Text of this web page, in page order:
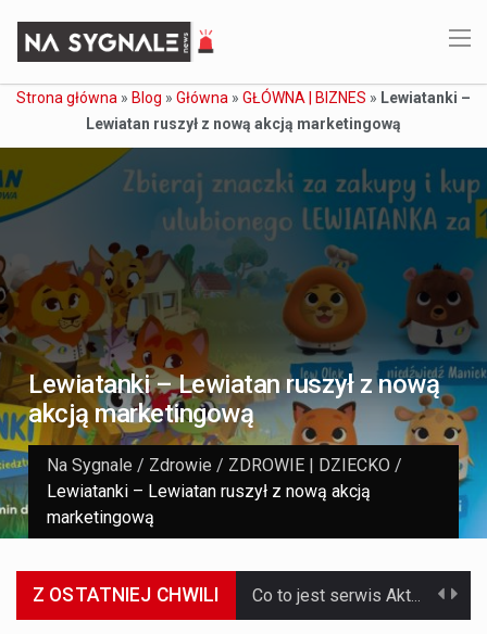
Strona główna » Blog » Główna » GŁÓWNA | BIZNES » Lewiatanki –
Lewiatan ruszył z nową akcją marketingową
Lewiatanki – Lewiatan ruszył z nową
akcją marketingową
Na Sygnale / Zdrowie / ZDROWIE | DZIECKO /
Lewiatanki – Lewiatan ruszył z nową akcją
marketingową
Z OSTATNIEJ CHWILI Co to jest serwis Aktualności Polska dzisiaj? Serwis Aktualności Polska dzisiaj to żywy i nowoczesny portal, który dostarcza najświeższe wieści z kraju i zagranicy. Obejmuje…